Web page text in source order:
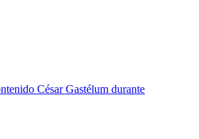
César Gastélum durante